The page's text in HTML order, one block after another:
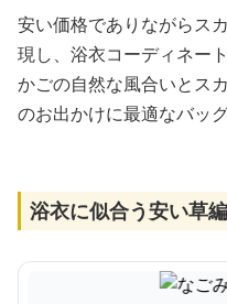
安い価格でありながらス
現し、浴衣コーディネー
かごの自然な風合いとス
のお出かけに最適なバッグ
浴衣に似合う安い草